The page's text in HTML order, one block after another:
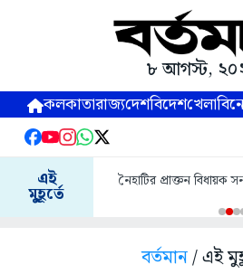
৮ আগস্ট,
কলকাতারাজ্যদেশবিদেশখেলা
এই
মুহূর্তে
নৈহাটির প্রাক্তন
বর্তমান/ এই